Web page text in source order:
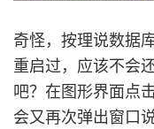
奇怪，按理说数据
重启过，应该不会
吧？在图形界面点
会又再次弹出窗口